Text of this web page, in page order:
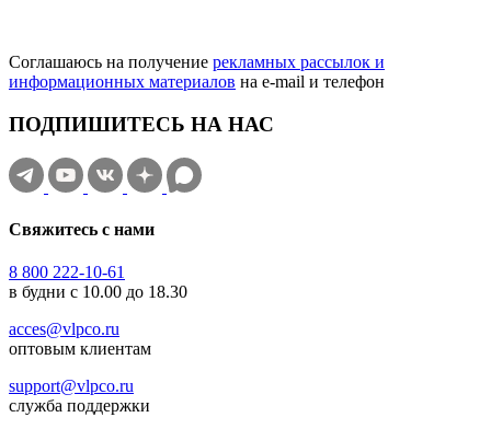
Соглашаюсь на получение рекламных рассылок и
информационных материалов на e‑mail и телефон
ПОДПИШИТЕСЬ НА НАС
Свяжитесь с нами
8 800 222-10-61
в будни с 10.00 до 18.30
acces@vlpco.ru
оптовым клиентам
support@vlpco.ru
служба поддержки